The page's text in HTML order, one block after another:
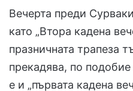
Вечерта преди
като „Втора кадена
празничната трапеза
прекадява, по
е и „първата кадена